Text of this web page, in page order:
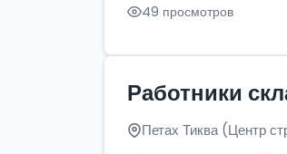
49 просмотров
Работники
Петах Тиква (Центр